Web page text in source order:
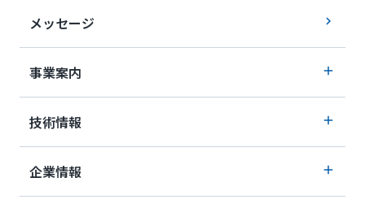
メッセージ
事業案内
技術情報
企業情報